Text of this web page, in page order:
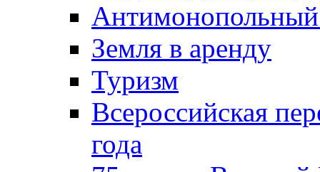
Антимонопольный
Земля в аренду
Туризм
Всероссийская
года